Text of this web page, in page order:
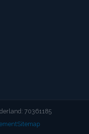
70361185
Sitemap